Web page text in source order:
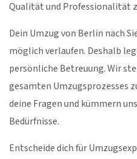
Qualität und Professionalität
Dein Umzug von Berlin nach
möglich verlaufen. Deshalb
persönliche Betreuung. Wir
gesamten Umzugsprozesses
deine Fragen und kümmern
Bedürfnisse.
Entscheide dich für